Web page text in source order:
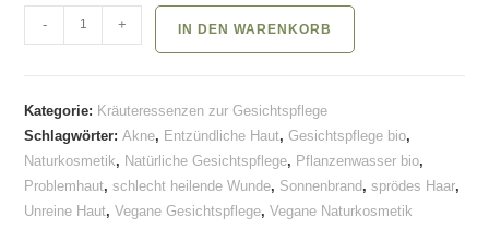
Kamille
Sonne
auf
der
Haut
- + IN DEN WARENKORB
Kategorie: Kräuteressenzen zur Gesichtspflege
Schlagwörter:Akne, Entzündliche Haut,Gesichtspflege bio,
Naturkosmetik, Natürliche Gesichtspflege, Pflanzenwasser bio,
Problemhaut,schlecht heilende Wunde, Sonnenbrand,sprödes Haar,
Unreine Haut,Vegane Gesichtspflege,Vegane Naturkosmetik